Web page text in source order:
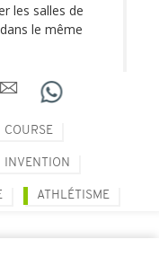
les salles de
le même
COURSE
INVENTION
ATHLÉTISME